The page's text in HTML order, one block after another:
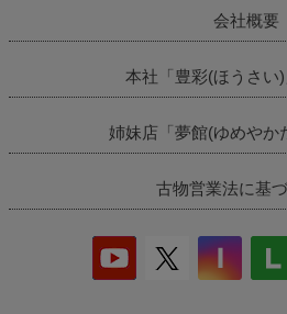
会社概要
本社「豊彩(ほうさい
姉妹店「夢館(ゆめやか
古物営業法に基